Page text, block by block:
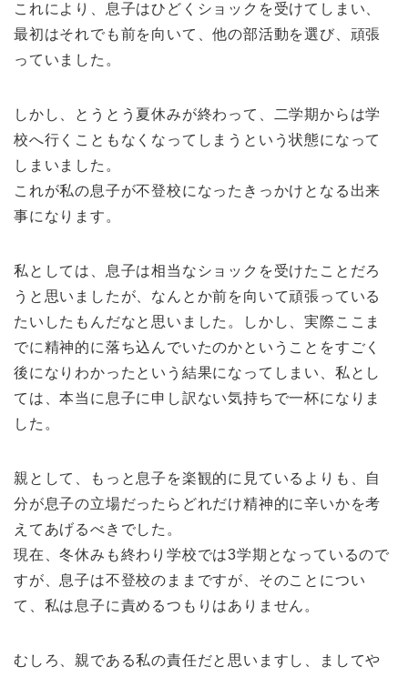
これにより、息子はひどくショックを受けてしまい、
最初はそれでも前を向いて、他の部活動を選び、頑張
っていました。
しかし、とうとう夏休みが終わって、二学期からは学
校へ行くこともなくなってしまうという状態になって
しまいました。
これが私の息子が不登校になったきっかけとなる出来
事になります。
私としては、息子は相当なショックを受けたことだろ
うと思いましたが、なんとか前を向いて頑張っている
たいしたもんだなと思いました。しかし、実際ここま
でに精神的に落ち込んでいたのかということをすごく
後になりわかったという結果になってしまい、私とし
ては、本当に息子に申し訳ない気持ちで一杯になりま
した。
親として、もっと息子を楽観的に見ているよりも、自
分が息子の立場だったらどれだけ精神的に辛いかを考
えてあげるべきでした。
現在、冬休みも終わり学校では3学期となっているので
すが、息子は不登校のままですが、そのことについ
て、私は息子に責めるつもりはありません。
むしろ、親である私の責任だと思いますし、ましてや